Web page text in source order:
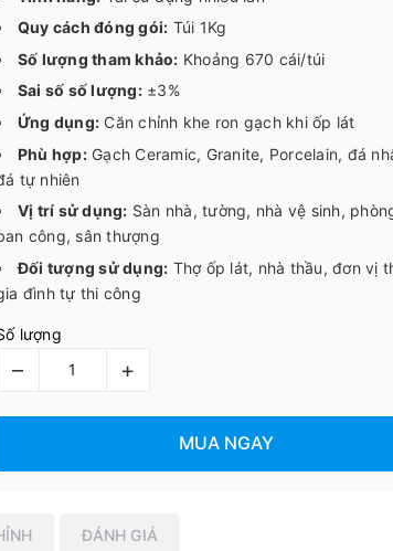
Quy cách đóng gói: Túi 1Kg
Số lượng tham khảo: Khoảng 670 cái/túi
Sai số số lượng:±3%
Ứng dụng: Căn chỉnh khe ron gạch khi ốp lát
Phù hợp:Gạch Ceramic, Granite, Porcelain, đá
tự nhiên
Vị trí sử dụng: Sàn nhà, tường, nhà vệ sinh,
công, sân thượng
Đối tượng sử dụng: Thợ ốp lát, nhà thầu, đơn vị
đình tự thi công
lượng
– +
MUA NGAY
ĐÁNH GIÁ